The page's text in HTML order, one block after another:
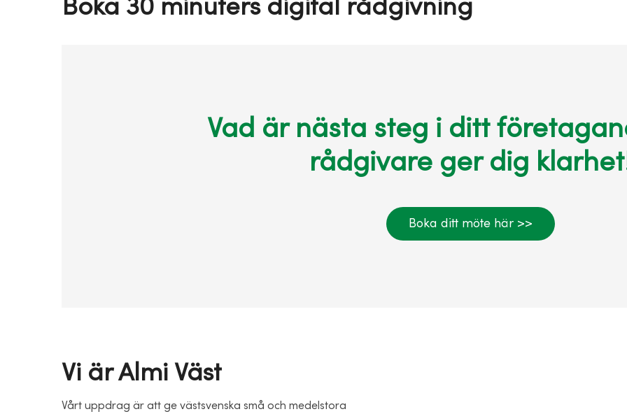
Boka 30 minuters digital rådgivning
Vad är nästa steg i ditt
rådgivare ger dig
Boka ditt möte här >>
Vi är Almi Väst
Vårt uppdrag är att ge västsvenska små och medelstora